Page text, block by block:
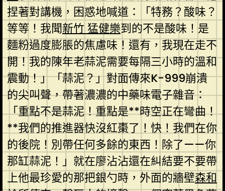
捏著對講機，困惑地喊道：「特務？酸味？
等等！我聞新竹 猛健樂到的不是酸味！是
麵粉過度膨脹的焦慮味！還有，我現在走不
開！我的陳年老蒜泥需要每隔三小時的溫和
震動！」「蒜泥？」對面傳來K-999崩潰
的尖叫聲，帶著濃濃的中藥味電子雜音：
「重點不是蒜泥！重點是**時空正在彎曲！
**我們的推進器快沒紅棗了！快！我們在你
的後院！別帶任何多餘的東西！除了——你
那缸蒜泥！」就在廖沾沾還在糾結要不要帶
上他最珍愛的那把銀勺時，外面的牆壁森和